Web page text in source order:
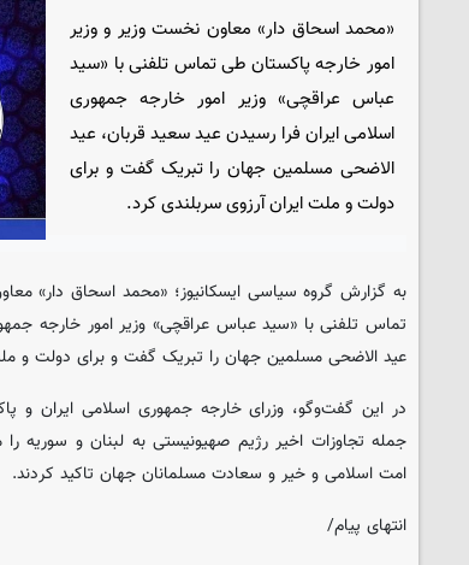
«محمد اسحاق دار» معاون نخست وزیر و وزیر
امور خارجه پاکستان طی تماس تلفنی با «سید
عباس عراقچی» وزیر امور خارجه جمهوری
اسلامی ایران فرا رسیدن عید سعید قربان، عید
الاضحی مسلمین جهان را تبریک گفت و برای
دولت و ملت ایران آرزوی سربلندی کرد.
به گزارش گروه سیاسیایسکانیوز؛ «محمد اسحاق دار»
تماس تلفنی با «سید عباس عراقچی» وزیر امور خارجه
عید الاضحی مسلمین جهان را تبریک گفت و برای دولت و
در این گفت‌وگو، وزرای خارجه جمهوری اسلامی ایران و
جمله تجاوزات اخیر رژیم صهیونیستی به لبنان و سوریه
امت اسلامی و خیر و سعادت مسلمانان جهان تاکید کردند.
انتهای پیام/